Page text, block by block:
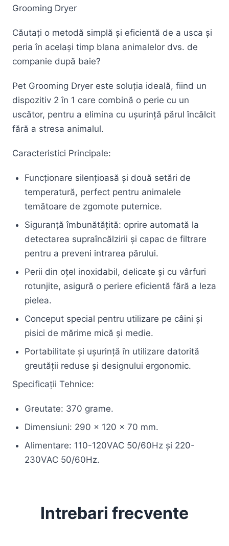
Grooming Dryer
Căutați o metodă simplă și eficientă de a usca și
peria în același timp blana animalelor dvs. de
companie după baie?
Pet Grooming Dryer este soluția ideală, fiind un
dispozitiv 2 în 1 care combină o perie cu un
uscător, pentru a elimina cu ușurință părul încâlcit
fără a stresa animalul.
Caracteristici Principale:
Funcționare silențioasă și două setări de
temperatură, perfect pentru animalele
temătoare de zgomote puternice.
Siguranță îmbunătățită: oprire automată la
detectarea supraîncălzirii și capac de filtrare
pentru a preveni intrarea părului.
Perii din oțel inoxidabil, delicate și cu vârfuri
rotunjite, asigură o periere eficientă fără a leza
pielea.
Conceput special pentru utilizare pe câini și
pisici de mărime mică și medie.
Portabilitate și ușurință în utilizare datorită
greutății reduse și designului ergonomic.
Specificații Tehnice:
Greutate: 370 grame.
Dimensiuni: 290 x 120 x 70 mm.
Alimentare: 110-120VAC 50/60Hz și 220-
230VAC 50/60Hz.
Intrebari frecvente